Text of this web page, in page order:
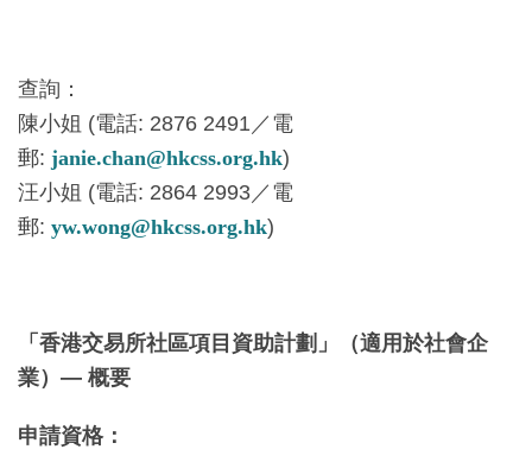
查詢：
陳小姐 (電話: 2876 2491／電
郵: janie.chan@hkcss.org.hk)
汪小姐 (電話: 2864 2993／電
郵: yw.wong@hkcss.org.hk)
「香港交易所社區項目資助計劃」（適用於社會企
業）— 概要
申請資格：